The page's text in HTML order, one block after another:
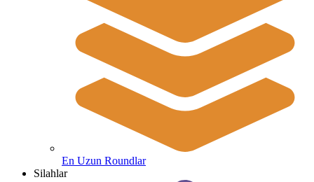
En Uzun Roundlar
Silahlar